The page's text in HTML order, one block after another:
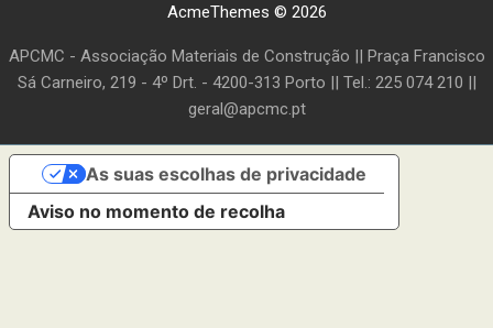
AcmeThemes © 2026
APCMC - Associação Materiais de Construção || Praça Francisco
Sá Carneiro, 219 - 4º Drt. - 4200-313 Porto || Tel.: 225 074 210 ||
geral@apcmc.pt
Aviso no momento de recolha
As suas escolhas de privacidade